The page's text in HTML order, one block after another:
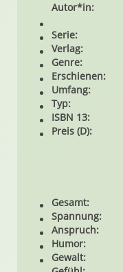
Autor*in:
Serie:
Verlag:
Genre:
Erschienen:
Umfang:
Typ:
ISBN 13:
Preis (D):
Gesamt:
Spannung:
Anspruch:
Humor:
Gewalt: